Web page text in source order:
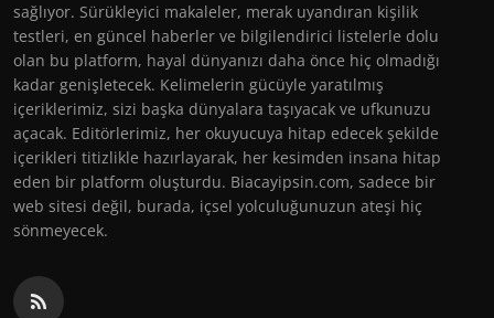
sağlıyor. Sürükleyici makaleler, merak uyandıran kişilik
testleri, en güncel haberler ve bilgilendirici listelerle dolu
olan bu platform, hayal dünyanızı daha önce hiç olmadığı
kadar genişletecek. Kelimelerin gücüyle yaratılmış
içeriklerimiz, sizi başka dünyalara taşıyacak ve ufkunuzu
açacak. Editörlerimiz, her okuyucuya hitap edecek şekilde
içerikleri titizlikle hazırlayarak, her kesimden insana hitap
eden bir platform oluşturdu. Biacayipsin.com, sadece bir
web sitesi değil, burada, içsel yolculuğunuzun ateşi hiç
sönmeyecek.